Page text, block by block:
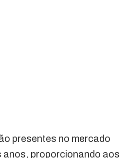
presentes no mercado
anos, proporcionando aos